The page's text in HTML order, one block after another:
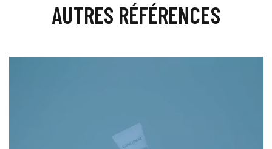
AUTRES RÉFÉRENCES